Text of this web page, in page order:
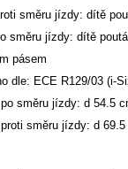
směru jízdy: dítě
směru jízdy: dítě
pásem
dle: ECE R129/03 (i-
směru jízdy: d 54.5
směru jízdy: d